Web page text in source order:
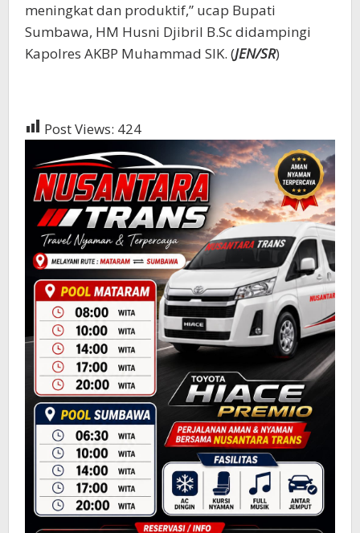
meningkat dan produktif,” ucap Bupati
Sumbawa, HM Husni Djibril B.Sc didampingi
Kapolres AKBP Muhammad SIK. (JEN/SR)
Post Views: 424